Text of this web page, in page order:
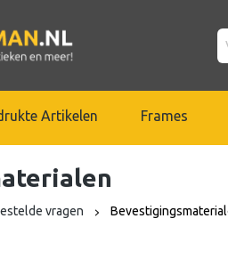
Artikelen Frames
vragen